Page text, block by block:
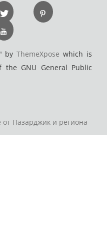
byThemeXpose which is
GNU General Public
Пазарджик и региона